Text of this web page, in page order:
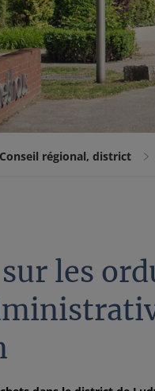
Conseil régional, district
les